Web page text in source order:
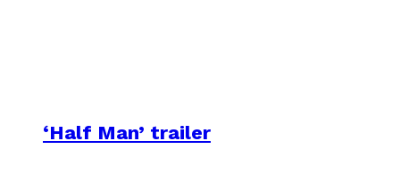
‘Half Man’ trailer